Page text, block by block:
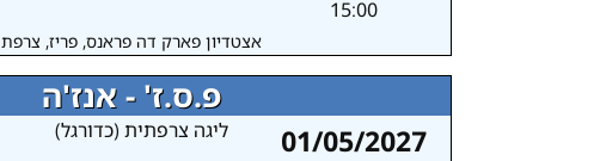
15:00
אצטדיון פארק דה פראנס, פריז, צרפת
פ.ס.ז' - אנז'ה
01/05/2027 ליגה צרפתית (כדורגל)